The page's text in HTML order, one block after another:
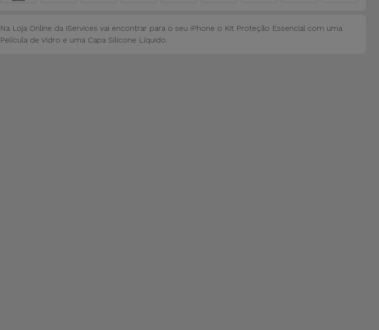
Na Loja Online da iServices vai encontrar para o seu iPhone o Kit Proteção Essencial com uma
Película de Vidro e uma Capa Silicone Líquido.